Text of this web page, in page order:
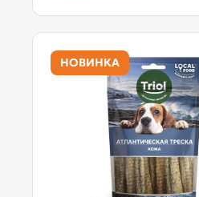
НОВИНКА